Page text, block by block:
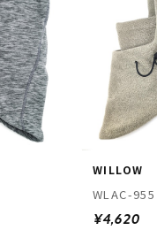
WILLOW
WLAC-955
¥4,620